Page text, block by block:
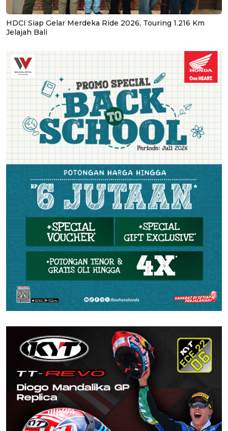
HDCI Siap Gelar Merdeka Ride 2026, Touring 1.216 Km
Jelajah Bali